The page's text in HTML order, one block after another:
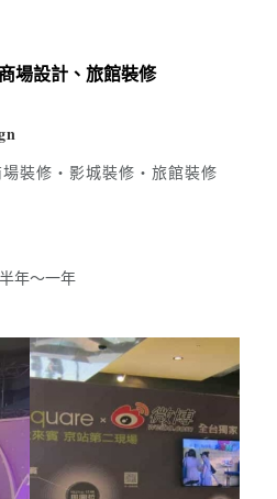
場設計、旅館裝修
裝修・影城裝修・旅館裝修
年～一年